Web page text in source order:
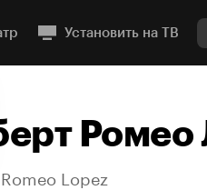
Установить на ТВ
Lopez